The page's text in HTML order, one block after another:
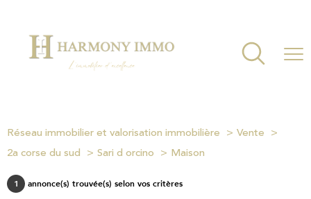
Réseau immobilier et valorisation immobilière
Vente
2a corse du sud
Sari d orcino Maison
1 annonce(s) trouvée(s) selon vos critères